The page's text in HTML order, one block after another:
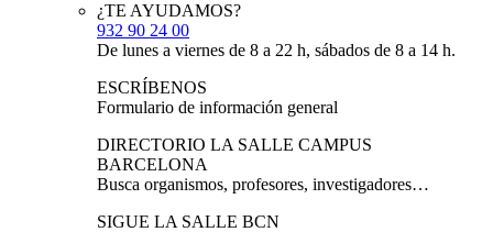
¿TE AYUDAMOS?
932 90 24 00
De lunes a viernes de 8 a 22 h, sábados de 8 a 14 h.
ESCRÍBENOS
Formulario de información general
DIRECTORIO LA SALLE CAMPUS
BARCELONA
Busca organismos, profesores, investigadores…
SIGUE LA SALLE BCN